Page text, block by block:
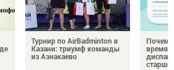
Турнир по AirBadminton в
Казани: триумф команды
из Азнакаево
Почему
время